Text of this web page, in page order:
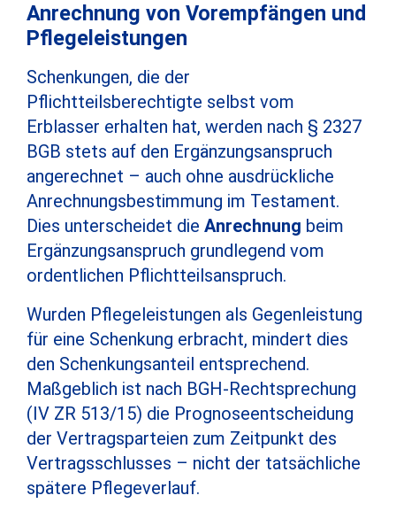
Anrechnung von Vorempfängen und
Pflegeleistungen
Schenkungen, die der
Pflichtteilsberechtigte selbst vom
Erblasser erhalten hat, werden nach § 2327
BGB stets auf den Ergänzungsanspruch
angerechnet – auch ohne ausdrückliche
Anrechnungsbestimmung im Testament.
Dies unterscheidet die Anrechnung beim
Ergänzungsanspruch grundlegend vom
ordentlichen Pflichtteilsanspruch.
Wurden Pflegeleistungen als Gegenleistung
für eine Schenkung erbracht, mindert dies
den Schenkungsanteil entsprechend.
Maßgeblich ist nach BGH-Rechtsprechung
(IV ZR 513/15) die Prognoseentscheidung
der Vertragsparteien zum Zeitpunkt des
Vertragsschlusses – nicht der tatsächliche
spätere Pflegeverlauf.